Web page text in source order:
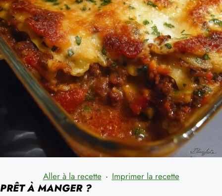
Aller à la recette · Imprimer la recette
PRÊT À MANGER ?